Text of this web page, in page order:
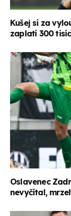
Kušej si za
zaplatí 300 tisíc
Oslavenec
nevyčítal,